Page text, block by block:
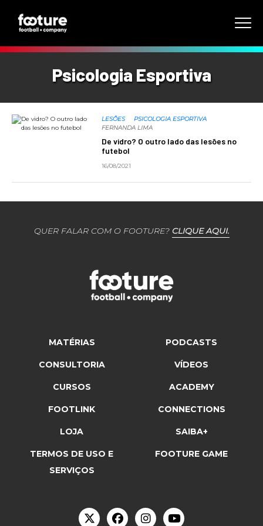
Psicologia Esportiva
LESÕES
PSICOLOGIA ESPORTIVA
FERNANDA LIMA
De vidro? O outro lado das lesões no
futebol
16/08/2021
QUER FALAR COM O FOOTURE? CLIQUE AQUI.
MATÉRIAS PODCASTS
CONSULTORIA VÍDEOS
CURSOS ACADEMY
FOOTLINK CONNECTIONS
LOJA SAIBA+
TERMOS DE USO E
SERVIÇOS
FOOTURE GAME